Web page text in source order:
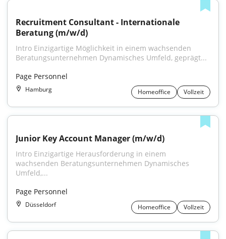
Recruitment Consultant - Internationale
Beratung (m/w/d)
Intro Einzigartige Möglichkeit in einem wachsenden
Beratungsunternehmen Dynamisches Umfeld, geprägt...
Page Personnel
Hamburg Homeoffice Vollzeit
Junior Key Account Manager (m/w/d)
Intro Einzigartige Herausforderung in einem
wachsenden Beratungsunternehmen Dynamisches
Umfeld,...
Page Personnel
Düsseldorf Homeoffice Vollzeit